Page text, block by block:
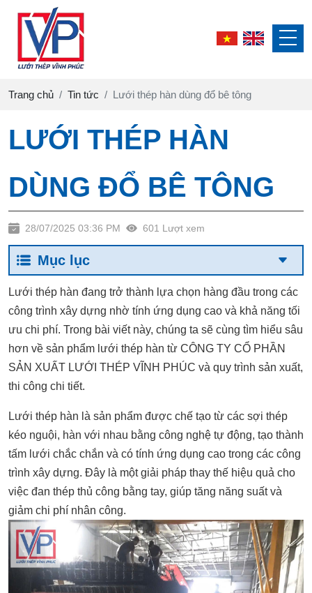
Trang chủ Tin tức Lưới thép hàn dùng đổ bê tông
LƯỚI THÉP HÀN
DÙNG ĐỔ BÊ TÔNG
28/07/2025 03:36 PM 601 Lượt xem
Mục lục
Lưới thép hàn đang trở thành lựa chọn hàng đầu trong các
công trình xây dựng nhờ tính ứng dụng cao và khả năng tối
ưu chi phí. Trong bài viết này, chúng ta sẽ cùng tìm hiểu sâu
hơn về sản phẩm lưới thép hàn từ CÔNG TY CỔ PHẦN
SẢN XUẤT LƯỚI THÉP VĨNH PHÚC và quy trình sản xuất,
thi công chi tiết.
Lưới thép hàn là sản phẩm được chế tạo từ các sợi thép
kéo nguội, hàn với nhau bằng công nghệ tự động, tạo thành
tấm lưới chắc chắn và có tính ứng dụng cao trong các công
trình xây dựng. Đây là một giải pháp thay thế hiệu quả cho
việc đan thép thủ công bằng tay, giúp tăng năng suất và
giảm chi phí nhân công.